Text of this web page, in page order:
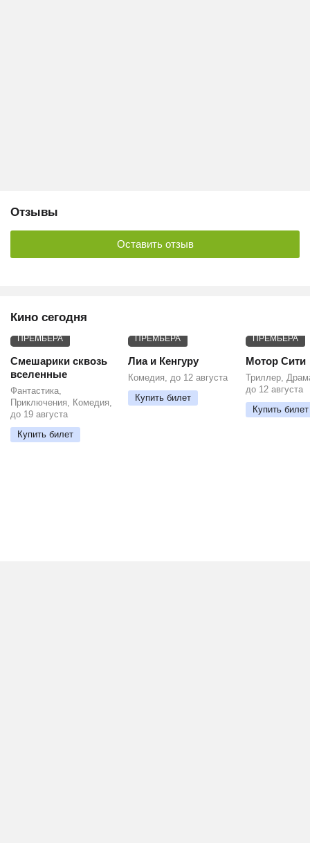
Отзывы
Оставить отзыв
Кино сегодня
ПРЕМЬЕРА
Смешарики сквозь
вселенные
Фантастика,
Приключения, Комедия,
до 19 августа
Купить билет
ПРЕМЬЕРА
Лиа и Кенгуру
Комедия, до 12 августа
Купить билет
ПРЕМЬЕРА
Мотор Сити
Триллер,
до 12 августа
Купить билет